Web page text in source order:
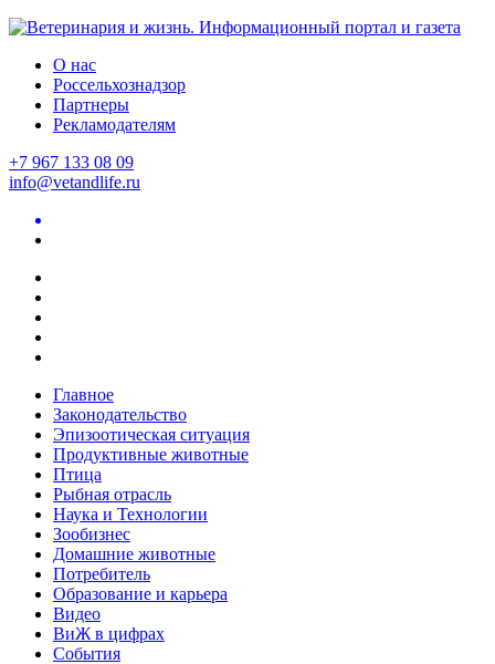
О нас
Россельхознадзор
Партнеры
Рекламодателям
+7 967 133 08 09
info@vetandlife.ru
Главное
Законодательство
Эпизоотическая ситуация
Продуктивные животные
Птица
Рыбная отрасль
Наука и Технологии
Зообизнес
Домашние животные
Потребитель
Образование и карьера
Видео
ВиЖ в цифрах
События